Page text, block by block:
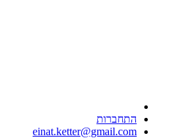
התחברות
einat.ketter@gmail.com